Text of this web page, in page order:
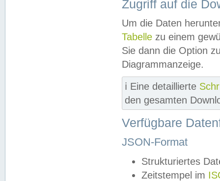
Zugriff auf die
Um die Daten
Tabelle zu einem
Sie dann die Option
Diagrammanzeige.
ℹ️ Eine detaillierte
den gesamten
Verfügbare
JSON-Format
Strukturiertes
Zeitstempel im